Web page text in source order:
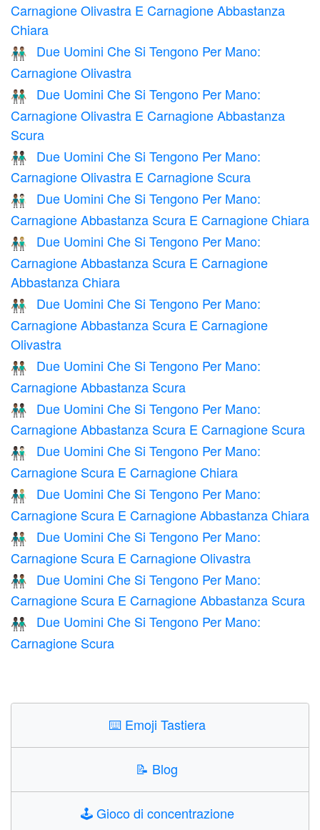
Carnagione Olivastra E Carnagione Abbastanza
Chiara
👬🏽
Due Uomini Che Si Tengono Per Mano:
Carnagione Olivastra
👨🏽‍🤝‍👨🏾
Due Uomini Che Si Tengono Per Mano:
Carnagione Olivastra E Carnagione Abbastanza
Scura
👨🏽‍🤝‍👨🏿
Due Uomini Che Si Tengono Per Mano:
Carnagione Olivastra E Carnagione Scura
👨🏾‍🤝‍👨🏻
Due Uomini Che Si Tengono Per Mano:
Carnagione Abbastanza Scura E Carnagione Chiara
👨🏾‍🤝‍👨🏼
Due Uomini Che Si Tengono Per Mano:
Carnagione Abbastanza Scura E Carnagione
Abbastanza Chiara
👨🏾‍🤝‍👨🏽
Due Uomini Che Si Tengono Per Mano:
Carnagione Abbastanza Scura E Carnagione
Olivastra
👬🏾
Due Uomini Che Si Tengono Per Mano:
Carnagione Abbastanza Scura
👨🏾‍🤝‍👨🏿
Due Uomini Che Si Tengono Per Mano:
Carnagione Abbastanza Scura E Carnagione Scura
👨🏿‍🤝‍👨🏻
Due Uomini Che Si Tengono Per Mano:
Carnagione Scura E Carnagione Chiara
👨🏿‍🤝‍👨🏼
Due Uomini Che Si Tengono Per Mano:
Carnagione Scura E Carnagione Abbastanza Chiara
👨🏿‍🤝‍👨🏽
Due Uomini Che Si Tengono Per Mano:
Carnagione Scura E Carnagione Olivastra
👨🏿‍🤝‍👨🏾
Due Uomini Che Si Tengono Per Mano:
Carnagione Scura E Carnagione Abbastanza Scura
👬🏿
Due Uomini Che Si Tengono Per Mano:
Carnagione Scura
⌨️ Emoji Tastiera
📝 Blog
🕹️Gioco di concentrazione